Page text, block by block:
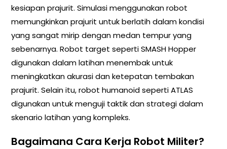
kesiapan prajurit. Simulasi menggunakan robot
memungkinkan prajurit untuk berlatih dalam kondisi
yang sangat mirip dengan medan tempur yang
sebenarnya. Robot target seperti SMASH Hopper
digunakan dalam latihan menembak untuk
meningkatkan akurasi dan ketepatan tembakan
prajurit. Selain itu, robot humanoid seperti ATLAS
digunakan untuk menguji taktik dan strategi dalam
skenario latihan yang kompleks.
Bagaimana Cara Kerja Robot Militer?